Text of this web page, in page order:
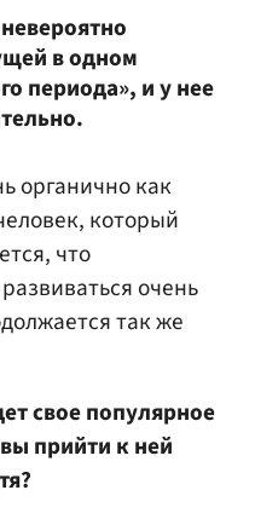
в одном
периода», и у нее
органично как
который
что
очень
так же
свое популярное
прийти к ней